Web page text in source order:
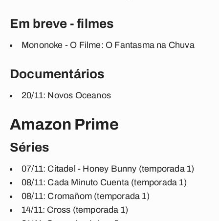
Em breve - filmes
Mononoke - O Filme: O Fantasma na Chuva
Documentários
20/11: Novos Oceanos
Amazon Prime
Séries
07/11: Citadel - Honey Bunny (temporada 1)
08/11: Cada Minuto Cuenta (temporada 1)
08/11: Cromañom (temporada 1)
14/11: Cross (temporada 1)